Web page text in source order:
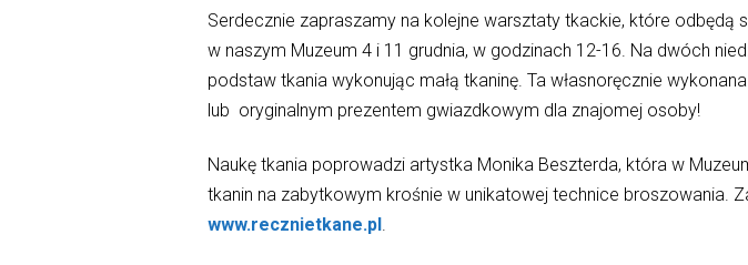
Serdecznie zapraszamy na kolejne warsztaty tkackie, które odbędą
w naszym Muzeum 4 i 11 grudnia, w godzinach 12-16. Na dwóch
podstaw tkania wykonując małą tkaninę. Ta własnoręcznie
lub oryginalnym prezentem gwiazdkowym dla znajomej osoby!
Naukę tkania poprowadzi artystka Monika Beszterda, która w
tkanin na zabytkowym krośnie w unikatowej technice broszowania.
www.recznietkane.pl.